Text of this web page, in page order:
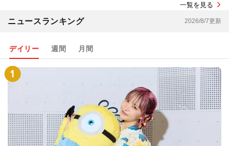
一覧を見る
ニュースランキング 2026/8/7更新
デイリー 週間 月間